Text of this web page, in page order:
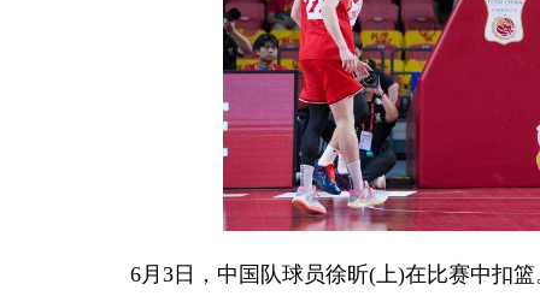
6月3日，中国队球员徐昕(上)在比赛中扣篮